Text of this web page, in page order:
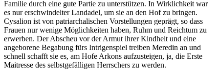
Familie durch eine gute Partie zu unterstützen. In Wirklichkeit war
es nur erschwindelter Landadel, um sie an den Hof zu bringen.
Cysalion ist von patriarchalischen Vorstellungen geprägt, so dass
Frauen nur wenige Möglichkeiten haben, Ruhm und Reichtum zu
erwerben. Der Abscheu vor der Armut ihrer Kindheit und eine
angeborene Begabung fürs Intrigenspiel treiben Meredin an und
schnell schafft sie es, am Hofe Arkons aufzusteigen, ja, die Erste
Maitresse des selbstgefälligen Herrschers zu werden.